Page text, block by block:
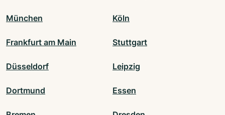
München Köln
Frankfurt am Main Stuttgart
Düsseldorf Leipzig
Dortmund Essen